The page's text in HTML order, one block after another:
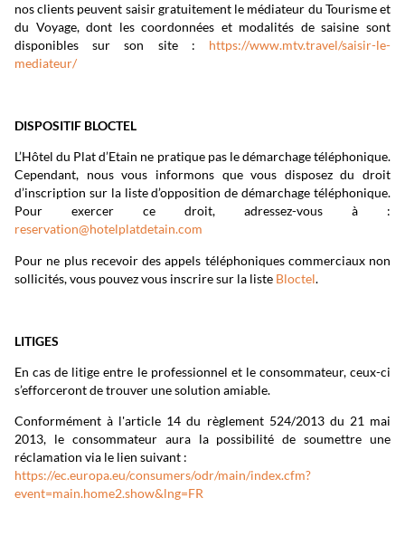
nos clients peuvent saisir gratuitement le médiateur du Tourisme et
du Voyage, dont les coordonnées et modalités de saisine sont
disponibles sur son site : https://www.mtv.travel/saisir-le-
mediateur/
DISPOSITIF BLOCTEL
L’Hôtel du Plat d’Etain ne pratique pas le démarchage téléphonique.
Cependant, nous vous informons que vous disposez du droit
d’inscription sur la liste d’opposition de démarchage téléphonique.
Pour exercer ce droit, adressez-vous à :
reservation@hotelplatdetain.com
Pour ne plus recevoir des appels téléphoniques commerciaux non
sollicités, vous pouvez vous inscrire sur la liste Bloctel.
LITIGES
En cas de litige entre le professionnel et le consommateur, ceux-ci
s’efforceront de trouver une solution amiable.
Conformément à l'article 14 du règlement 524/2013 du 21 mai
2013, le consommateur aura la possibilité de soumettre une
réclamation via le lien suivant :
https://ec.europa.eu/consumers/odr/main/index.cfm?
event=main.home2.show&lng=FR